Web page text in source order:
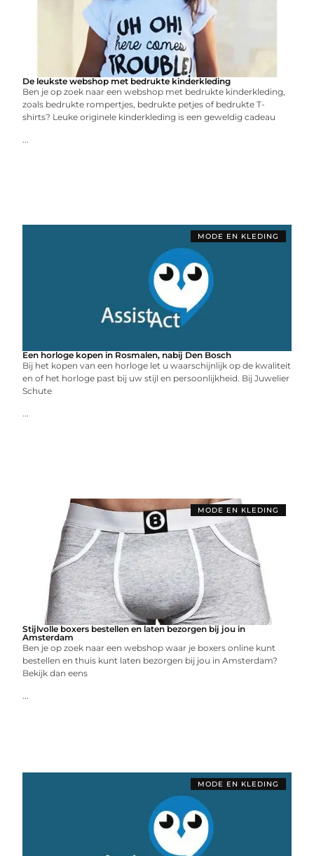
De leukste webshop met bedrukte kinderkleding
Ben je op zoek naar een webshop met bedrukte kinderkleding,
zoals bedrukte rompertjes, bedrukte petjes of bedrukte T-
shirts? Leuke originele kinderkleding is een geweldig cadeau
...
MODE EN KLEDING
Een horloge kopen in Rosmalen, nabij Den Bosch
Bij het kopen van een horloge let u waarschijnlijk op de kwaliteit
en of het horloge past bij uw stijl en persoonlijkheid. Bij Juwelier
Schute
...
MODE EN KLEDING
Stijlvolle boxers bestellen en laten bezorgen bij jou in
Amsterdam
Ben je op zoek naar een webshop waar je boxers online kunt
bestellen en thuis kunt laten bezorgen bij jou in Amsterdam?
Bekijk dan eens
...
MODE EN KLEDING